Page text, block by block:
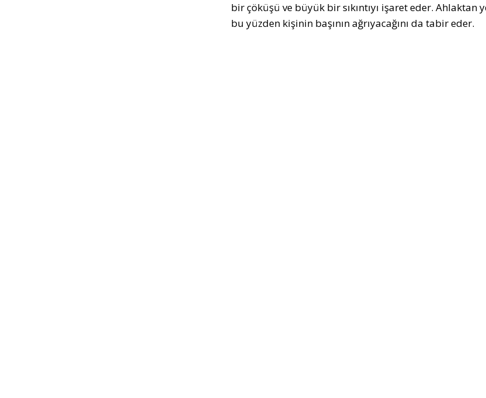
bir çöküşü ve büyük bir sıkıntıyı işaret eder. Ahlaktan
bu yüzden kişinin başının ağrıyacağını da tabir eder.